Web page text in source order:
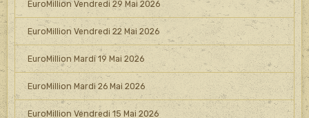
EuroMillion Vendredi 29 Mai 2026
EuroMillion Vendredi 22 Mai 2026
EuroMillion Mardi 19 Mai 2026
EuroMillion Mardi 26 Mai 2026
EuroMillion Vendredi 15 Mai 2026